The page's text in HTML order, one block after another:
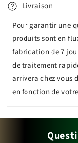
Livraison
Pour garantir une
produits sont en
fabrication de 7
de traitement
arrivera chez vous
en fonction de